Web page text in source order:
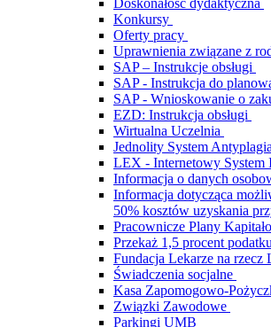
Doskonałość dydaktyczna
Konkursy
Oferty pracy
Uprawnienia związane z
SAP – Instrukcje obsługi
SAP - Instrukcja do
SAP - Wnioskowanie o
EZD: Instrukcja obsługi
Wirtualna Uczelnia
Jednolity System
LEX - Internetowy System
Informacja o danych
Informacja dotycząca
50% kosztów uzyskania
Pracownicze Plany
Przekaż 1,5 procent podatku
Fundacja Lekarze na rzecz
Świadczenia socjalne
Kasa Zapomogowo-
Związki Zawodowe
Parkingi UMB